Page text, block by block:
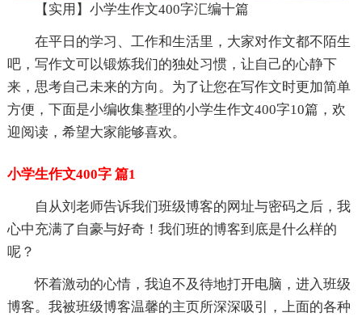
【实用】小学生作文400字汇编十篇
在平日的学习、工作和生活里，大家对作文都不陌生
吧，写作文可以锻炼我们的独处习惯，让自己的心静下
来，思考自己未来的方向。为了让您在写作文时更加简单
方便，下面是小编收集整理的小学生作文400字10篇，欢
迎阅读，希望大家能够喜欢。
小学生作文400字 篇1
自从刘老师告诉我们班级博客的网址与密码之后，我
心中充满了自豪与好奇！我们班的博客到底是什么样的
呢？
怀着激动的心情，我迫不及待地打开电脑，进入班级
博客。我被班级博客温馨的主页所深深吸引，上面的各种